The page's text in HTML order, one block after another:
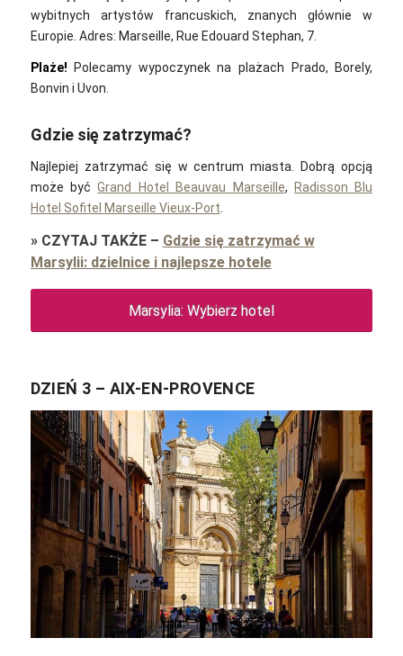
wybitnych artystów francuskich, znanych głównie w
Europie. Adres: Marseille, Rue Edouard Stephan, 7.
Plaże! Polecamy wypoczynek na plażach Prado, Borely,
Bonvin i Uvon.
Gdzie się zatrzymać?
Najlepiej zatrzymać się w centrum miasta. Dobrą opcją
może byćGrand Hotel Beauvau Marseille,
Radisson Blu
Hotel Sofitel Marseille Vieux-Port
» CZYTAJ TAKŻE– Gdzie się zatrzymać w
Marsylii: dzielnice i najlepsze hotele
Marsylia: Wybierz hotel
DZIEŃ 3 – AIX-EN-PROVENCE